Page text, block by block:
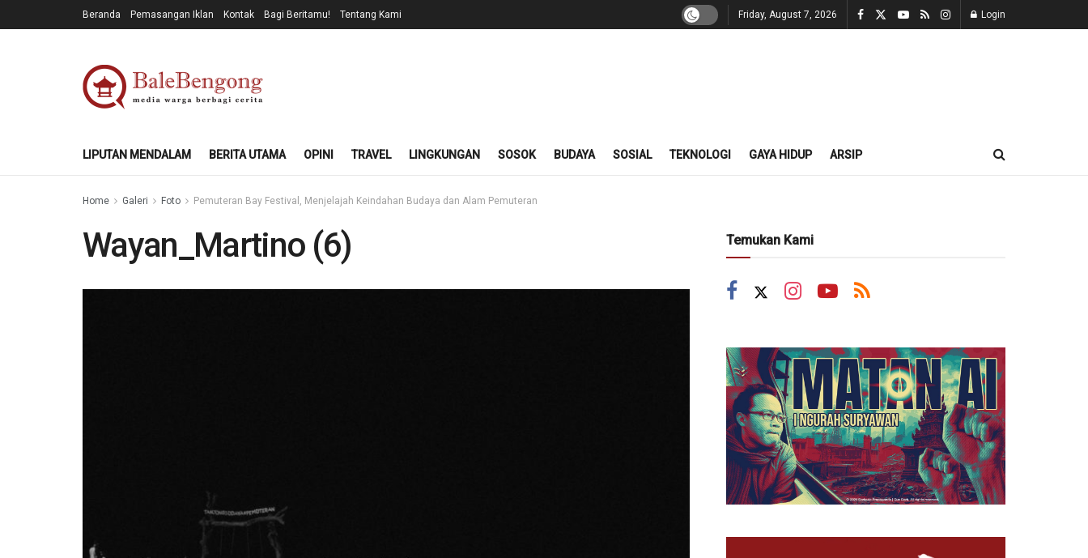
Beranda Pemasangan Iklan Kontak Bagi Beritamu! Tentang Kami Friday, August 7, 2026 Login
LIPUTAN MENDALAM BERITA UTAMA OPINI TRAVEL LINGKUNGAN SOSOK BUDAYA SOSIAL TEKNOLOGI GAYA HIDUP ARSIP
Home Galeri Foto Pemuteran Bay Festival, Menjelajah Keindahan Budaya dan Alam Pemuteran
Wayan_Martino (6) Temukan Kami